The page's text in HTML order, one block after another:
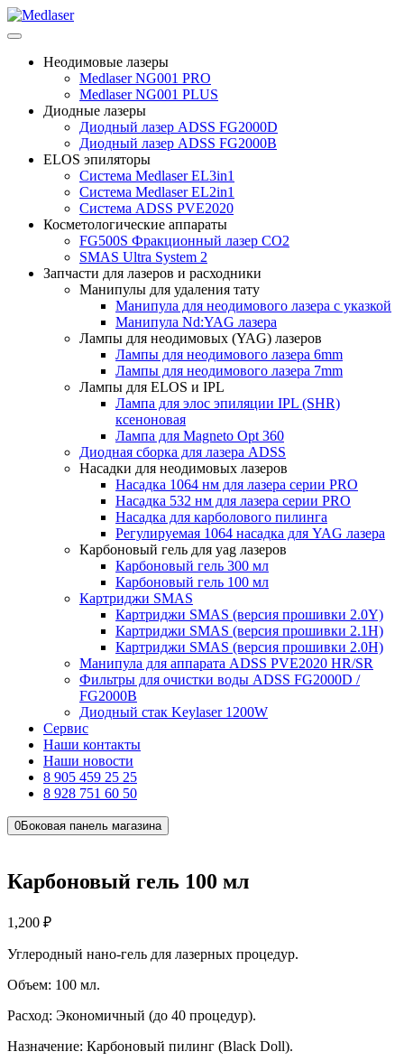
Неодимовые лазеры
Medlaser NG001 PRO
Medlaser NG001 PLUS
Диодные лазеры
Диодный лазер ADSS FG2000D
Диодный лазер ADSS FG2000B
ELOS эпиляторы
Система Medlaser EL3in1
Система Medlaser EL2in1
Система ADSS PVE2020
Косметологические аппараты
FG500S Фракционный лазер CO2
SMAS Ultra System 2
Запчасти для лазеров и расходники
Манипулы для удаления тату
Манипула для неодимового лазера с указкой
Манипула Nd:YAG лазера
Лампы для неодимовых (YAG) лазеров
Лампы для неодимового лазера 6mm
Лампы для неодимового лазера 7mm
Лампы для ELOS и IPL
Лампа для элос эпиляции IPL (SHR)
ксеноновая
Лампа для Magneto Opt 360
Диодная сборка для лазера ADSS
Насадки для неодимовых лазеров
Насадка 1064 нм для лазера серии PRO
Насадка 532 нм для лазера серии PRO
Насадка для карболового пилинга
Регулируемая 1064 насадка для YAG лазера
Карбоновый гель для yag лазеров
Карбоновый гель 300 мл
Карбоновый гель 100 мл
Картриджи SMAS
Картриджи SMAS (версия прошивки 2.0Y)
Картриджи SMAS (версия прошивки 2.1H)
Картриджи SMAS (версия прошивки 2.0H)
Манипула для аппарата ADSS PVE2020 HR/SR
Фильтры для очистки воды ADSS FG2000D /
FG2000B
Диодный стак Keylaser 1200W
Сервис
Наши контакты
Наши новости
8 905 459 25 25
8 928 751 60 50
0Боковая панель магазина
Карбоновый гель 100 мл
1,200 ₽
Углеродный нано-гель для лазерных процедур.
Объем: 100 мл.
Расход: Экономичный (до 40 процедур).
Назначение: Карбоновый пилинг (Black Doll).